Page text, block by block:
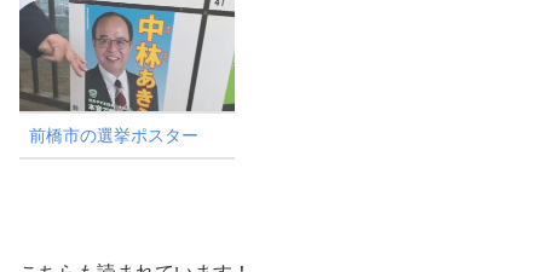
前橋市の選挙ポスター